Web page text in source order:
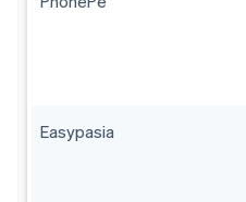
Easypasia